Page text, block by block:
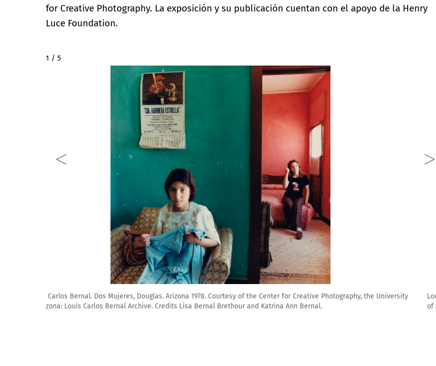
for Creative Photography. La exposición y su publicación cuentan con el apoyo de la Henry
Luce Foundation.
2 / 5
Louis Carlos Bernal. El Gato, Canutillo. New Mexico 1978. Courtesy of the Center for Creative Photography, the University
of Arizona: Louis Carlos Bernal Archive. Credits Lisa Bernal Brethour and Katrina Ann Bernal.